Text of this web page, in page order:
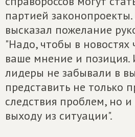
партией
высказал пожелание
"Надо, чтобы в новостях
ваше мнение и
лидеры не забывали в
представить не только
следствия проблем, но
выходу из ситуации".